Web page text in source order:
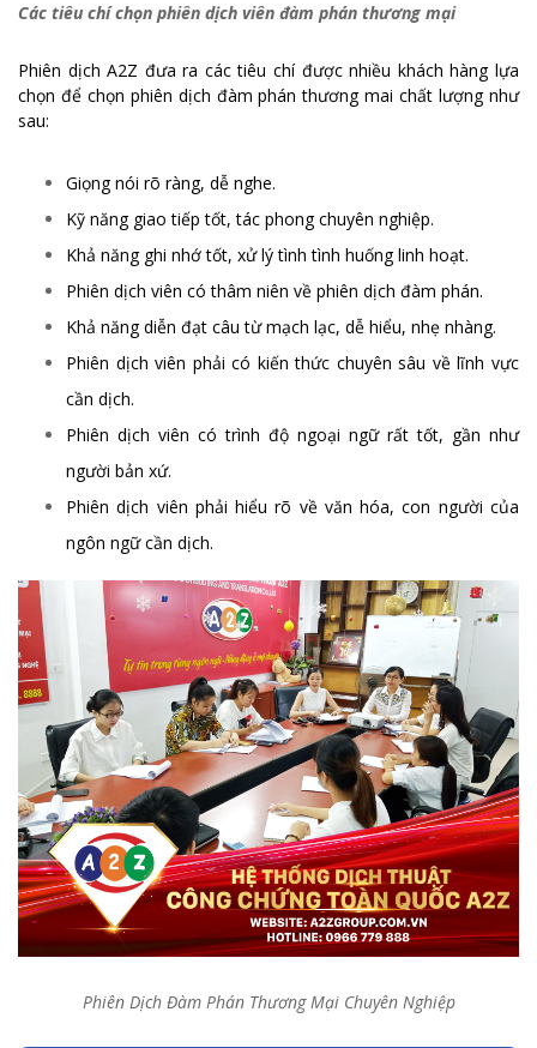
Các tiêu chí chọn phiên dịch viên đàm phán thương mại
Phiên dịch A2Z đưa ra các tiêu chí được nhiều khách hàng lựa
chọn để chọn phiên dịch đàm phán thương mai chất lượng như
sau:
Giọng nói rõ ràng, dễ nghe.
Kỹ năng giao tiếp tốt, tác phong chuyên nghiệp.
Khả năng ghi nhớ tốt, xử lý tình tình huống linh hoạt.
Phiên dịch viên có thâm niên về phiên dịch đàm phán.
Khả năng diễn đạt câu từ mạch lạc, dễ hiểu, nhẹ nhàng.
Phiên dịch viên phải có kiến thức chuyên sâu về lĩnh vực
cần dịch.
Phiên dịch viên có trình độ ngoại ngữ rất tốt, gần như
người bản xứ.
Phiên dịch viên phải hiểu rõ về văn hóa, con người của
ngôn ngữ cần dịch.
Phiên Dịch Đàm Phán Thương Mại Chuyên Nghiệp